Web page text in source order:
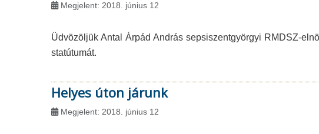
Megjelent: 2018. június 12
Üdvözöljük Antal Árpád András sepsiszentgyörgyi RMDSZ-
statútumát.
Helyes úton járunk
Megjelent: 2018. június 12